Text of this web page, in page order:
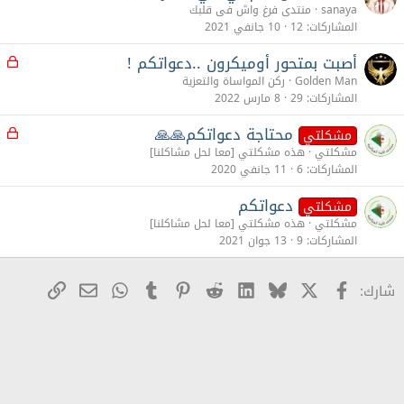
sanaya منتدى فرغ واش فى قلبك
المشاركات 12 10 جانفي 2021
م أصبت بمتحور أوميكرون ..دعواتكم !
Golden Man ركن المواساة والتعزية
المشاركات 29 8 مارس 2022
م مشكلتي محتاجة دعواتكم🙏🙏
مشكلتي هذه مشكلتي [معا لحل مشاكلنا]
المشاركات 6 11 جانفي 2020
مشكلتي دعواتكم
مشكلتي هذه مشكلتي [معا لحل مشاكلنا]
المشاركات 9 13 جوان 2021
شارك: Facebook
X
Bluesky
LinkedIn
Reddit
Pinterest
Tumblr
WhatsApp
البريدرابط